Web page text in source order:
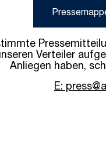
Verteiler
Anliegen haben,
E: